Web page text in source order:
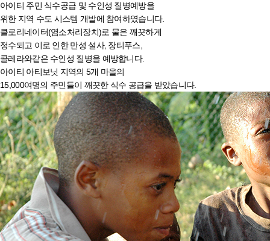
아이티 주민 식수공급 및 수인성 질병예방을
위한 지역 수도 시스템 개발에 참여하였습니다.
클로리네이터(염소처리장치)로 물은 깨끗하게
정수되고 이로 인한 만성 설사, 장티푸스,
콜레라와같은 수인성 질병을 예방합니다.
아이티 아티보닛 지역의 5개 마을의
15,000여명의 주민들이 깨끗한 식수 공급을 받았습니다.